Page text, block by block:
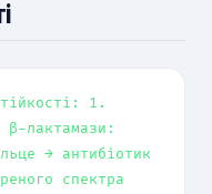
1.
β-лактамази:
→ антибіотик
спектра